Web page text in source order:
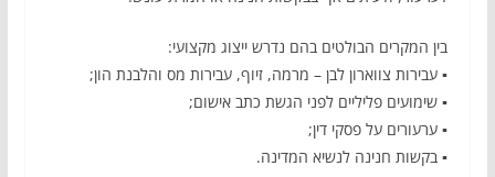
בין המקרים הבולטים בהם נדרש ייצוג מקצועי:
▪ עבירות צווארון לבן – מרמה, זיוף, עבירות מס והלבנת הון;
▪ שימועים פליליים לפני הגשת כתב אישום;
▪ ערעורים על פסקי דין;
▪ בקשות חנינה לנשיא המדינה.